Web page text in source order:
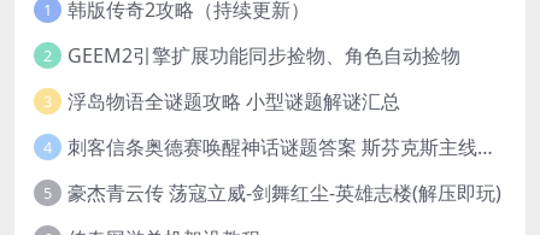
1 韩版传奇2攻略（持续更新）
2 GEEM2引擎扩展功能同步捡物、角色自动捡物
3 浮岛物语全谜题攻略 小型谜题解谜汇总
4 刺客信条奥德赛唤醒神话谜题答案 斯芬克斯主线攻略
5 豪杰青云传 荡寇立威-剑舞红尘-英雄志楼(解压即玩)